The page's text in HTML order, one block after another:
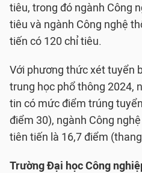
tiêu, trong đó ngành Công
tiêu và ngành Công nghệ
tiến có 120 chỉ tiêu.
Với phương thức xét tuyển
trung học phổ thông 2024,
tin có mức điểm trúng
điểm 30), ngành Công
tiên tiến là 16,7 điểm
Trường Đại học Công